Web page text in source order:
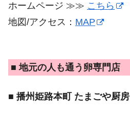
ホームページ ≫≫ こちら
地図/アクセス： MAP
■ 地元の人も通う卵専門店
■ 播州姫路本町 たまごや厨房